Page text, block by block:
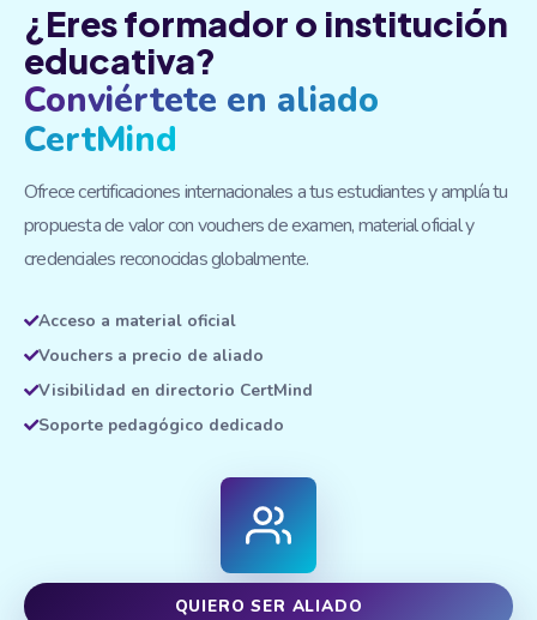
¿Eres formador o institución
educativa?
Conviértete en aliado
CertMind
Ofrece certificaciones internacionales a tus estudiantes y amplía tu
propuesta de valor con vouchers de examen, material oficial y
credenciales reconocidas globalmente.
Acceso a material oficial
Vouchers a precio de aliado
Visibilidad en directorio CertMind
Soporte pedagógico dedicado
QUIERO SER ALIADO